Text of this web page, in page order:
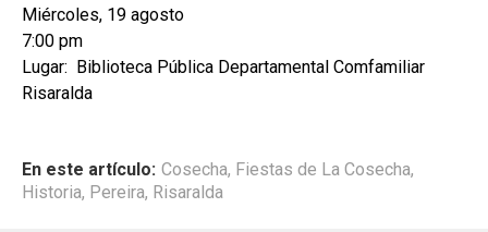
Miércoles, 19 agosto
7:00 pm
Lugar: Biblioteca Pública Departamental Comfamiliar
Risaralda
En este artículo: Cosecha, Fiestas de La Cosecha,
Historia, Pereira, Risaralda